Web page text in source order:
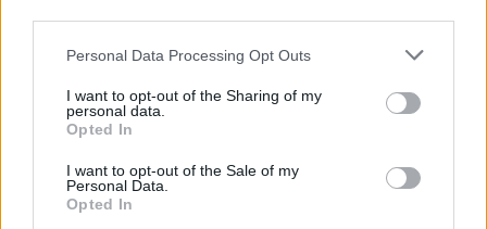
Personal Data Processing Opt Outs
I want to opt-out of the Sharing of my
personal data.
Opted In
I want to opt-out of the Sale of my
Personal Data.
Opted In
przeciwnika w kolejnym meczu LOOT.BET Season 9.
Nadzieją na poprawę nastrojów rodzimych kibiców było
AGO, które tego popołudnia przystąpiło do rywalizacji
w play-offach Spring Sweet Spring 1. Niemniej już teraz
wiemy, że przygoda w fazie pucharowej tych rozgrywek
w wykonaniu Jastrzębi nie należała do najdłuższych.